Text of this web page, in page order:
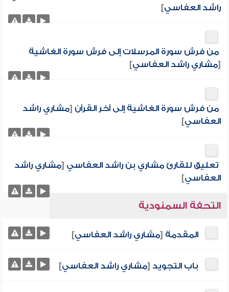
راشد العفاسي]
من فرش سورة المرسلات إلى فرش سورة الغاشية
[مشاري راشد العفاسي]
من فرش سورة الغاشية إلى آخر القرآن [مشاري راشد
العفاسي]
تعليق للقارئ مشاري بن راشد العفاسي [مشاري راشد
العفاسي]
التحفة السمنودية
المقدمة [مشاري راشد العفاسي]
باب التجويد [مشاري راشد العفاسي]